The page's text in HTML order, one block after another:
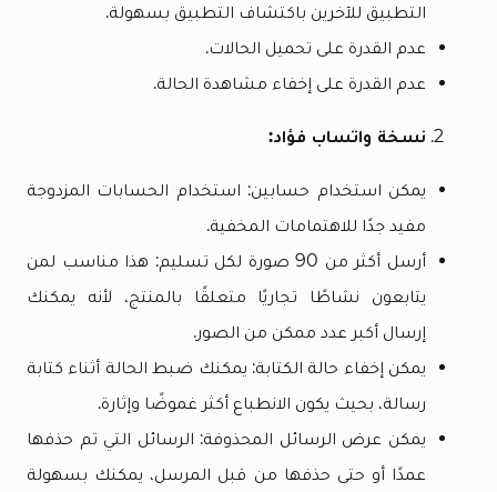
التطبيق للآخرين باكتشاف التطبيق بسهولة.
عدم القدرة على تحميل الحالات.
عدم القدرة على إخفاء مشاهدة الحالة.
نسخة واتساب فؤاد:
يمكن استخدام حسابين: استخدام الحسابات المزدوجة
مفيد جدًا للاهتمامات المخفية.
أرسل أكثر من 90 صورة لكل تسليم: هذا مناسب لمن
يتابعون نشاطًا تجاريًا متعلقًا بالمنتج، لأنه يمكنك
إرسال أكبر عدد ممكن من الصور.
يمكن إخفاء حالة الكتابة: يمكنك ضبط الحالة أثناء كتابة
رسالة، بحيث يكون الانطباع أكثر غموضًا وإثارة.
يمكن عرض الرسائل المحذوفة: الرسائل التي تم حذفها
عمدًا أو حتى حذفها من قبل المرسل، يمكنك بسهولة